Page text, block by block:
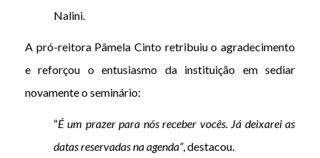
Nalini.
A pró-reitora Pâmela Cinto retribuiu o agradecimento
e reforçou o entusiasmo da instituição em sediar
novamente o seminário:
“É um prazer para nós receber vocês. Já deixarei as
datas reservadas na agenda”, destacou.